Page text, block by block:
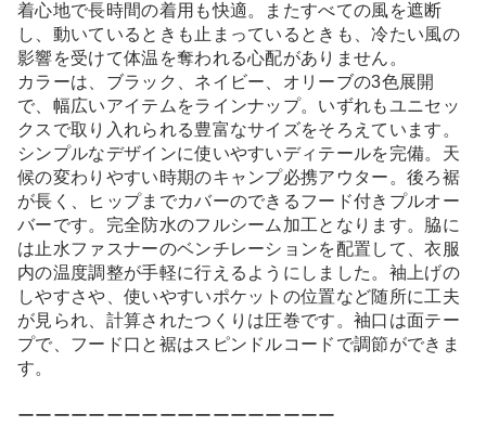
着心地で長時間の着用も快適。またすべての風を遮断
し、動いているときも止まっているときも、冷たい風の
影響を受けて体温を奪われる心配がありません。
カラーは、ブラック、ネイビー、オリーブの3色展開
で、幅広いアイテムをラインナップ。いずれもユニセッ
クスで取り入れられる豊富なサイズをそろえています。
シンプルなデザインに使いやすいディテールを完備。天
候の変わりやすい時期のキャンプ必携アウター。後ろ裾
が長く、ヒップまでカバーのできるフード付きプルオー
バーです。完全防水のフルシーム加工となります。脇に
は止水ファスナーのベンチレーションを配置して、衣服
内の温度調整が手軽に行えるようにしました。袖上げの
しやすさや、使いやすいポケットの位置など随所に工夫
が見られ、計算されたつくりは圧巻です。袖口は面テー
プで、フード口と裾はスピンドルコードで調節ができま
す。
ーーーーーーーーーーーーーーーーーー